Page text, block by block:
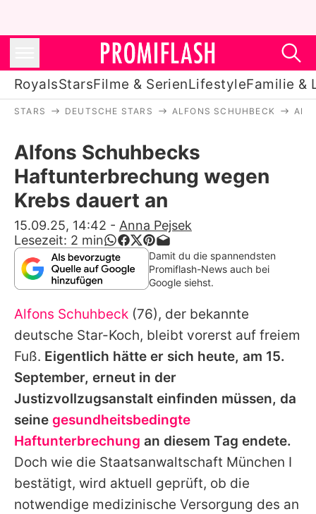
RoyalsStarsFilme & SerienLifestyleFamilie &
Stars
Filme & Serien
Lifestyle
Familie & Liebe
Promiflash Exklusiv
Alle Themen auf Promiflash
Jobs
App runterladen
Team
Redaktionelle Richtlinien
Impressum
Datenschutzerklärung
STARS DEUTSCHE STARS ALFONS SCHUHBECK
Alfons Schuhbecks
Haftunterbrechung wegen
Krebs dauert an
15.09.25, 14:42 - Anna Pejsek
Lesezeit: 2 min
Damit du die spannendsten
Promiflash-News auch bei
Google siehst.
Alfons Schuhbeck (76), der bekannte
deutsche Star-Koch, bleibt vorerst auf freiem
Fuß. Eigentlich hätte er sich heute, am 15.
September, erneut in der
Justizvollzugsanstalt einfinden müssen, da
seine gesundheitsbedingte
Haftunterbrechung an diesem Tag endete.
Doch wie die Staatsanwaltschaft München I
bestätigt, wird aktuell geprüft, ob die
notwendige medizinische Versorgung des an